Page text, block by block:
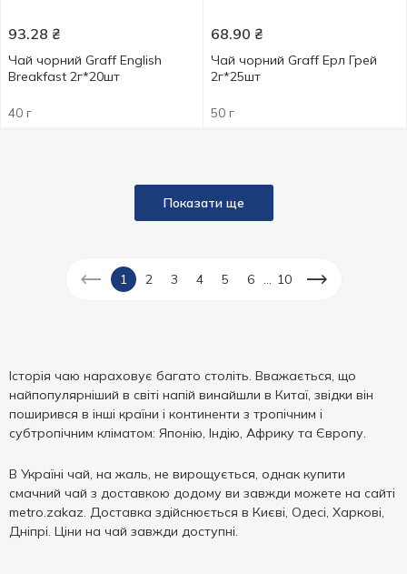
93.28 ₴
Чай чорний Graff English
Breakfast 2г*20шт
40 г
68.90 ₴
Чай чорний Graff Ерл Грей
2г*25шт
50 г
Показати ще
1 2 3 4 5 6 10
Історія чаю нараховує багато століть. Вважається, що
найпопулярніший в світі напій винайшли в Китаї, звідки він
поширився в інші країни і континенти з тропічним і
субтропічним кліматом: Японію, Індію, Африку та Європу.
В Україні чай, на жаль, не вирощується, однак купити
смачний чай з доставкою додому ви завжди можете на сайті
metro.zakaz. Доставка здійснюється в Києві, Одесі, Харкові,
Дніпрі. Ціни на чай завжди доступні.